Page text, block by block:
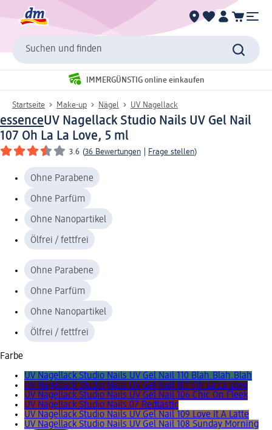
Suchen und finden
IMMERGÜNSTIG online einkaufen
Startseite Make-up Nägel UV Nagellack
essenceUV Nagellack Studio Nails UV Gel Nail
107 Oh La La Love, 5 ml
3.6 (36 Bewertungen Frage stellen)
Ohne Parabene
Ohne Parfüm
Ohne Nanopartikel
Ölfrei / fettfrei
Ohne Parabene
Ohne Parfüm
Ohne Nanopartikel
Ölfrei / fettfrei
Farbe
UV Nagellack Studio Nails UV Gel Nail 110 Blah.Blah.Blah
UV Nagellack Studio Nails UV Gel Nail 107 Oh La La Love
UV Nagellack Studio Nails UV Gel Nail 106 Chic On Fleek
UV Nagellack Studio Nails 07 Redtastic
UV Nagellack Studio Nails UV Gel Nail 109 Love It A Latte
UV Nagellack Studio Nails UV Gel Nail 108 Sunday Morning